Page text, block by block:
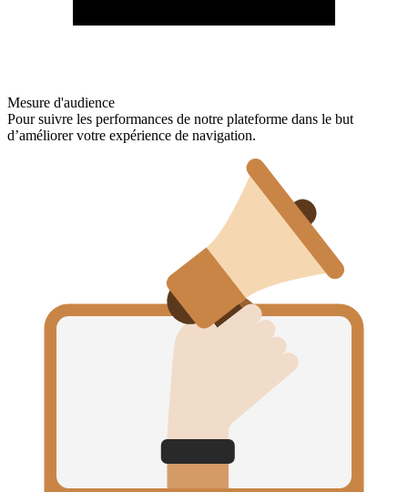
Mesure d'audience
Pour suivre les performances de notre plateforme dans le but
d’améliorer votre expérience de navigation.